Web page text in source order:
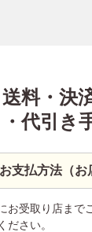
送料・決
・代引き
お支払方法（お
お受取り店まで
ださい。